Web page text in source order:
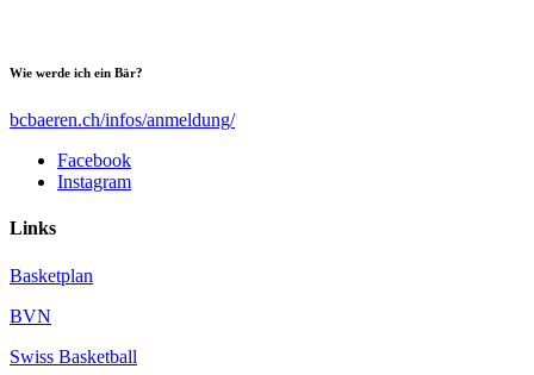
Wie werde ich ein Bär?
bcbaeren.ch/infos/anmeldung/
Facebook
Instagram
Links
Basketplan
BVN
Swiss Basketball